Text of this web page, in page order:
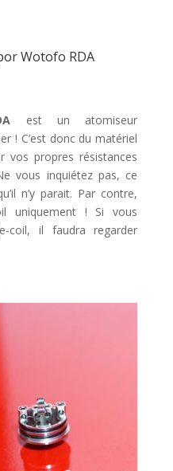
Wotofo RDA
est un atomiseur
! C’est donc du matériel
vos propres résistances
vous inquiétez pas, ce
n’y parait. Par contre,
uniquement ! Si vous
coil, il faudra regarder